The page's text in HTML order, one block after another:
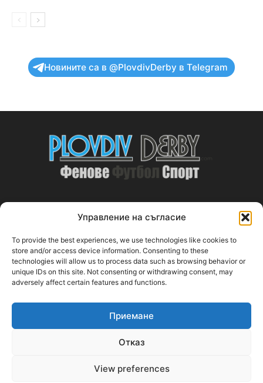
Управление на съгласие
To provide the best experiences, we use technologies like cookies to
store and/or access device information. Consenting to these
technologies will allow us to process data such as browsing behavior or
unique IDs on this site. Not consenting or withdrawing consent, may
adversely affect certain features and functions.
Приемане
Отказ
View preferences
Новините са в @PlovdivDerby в Telegram
ABOUT US
PlovdivDerby.com е първата пловдивска изцяло футболна
медия!
Свържи се с нас:plovdivderby.com@gmail.com
FOLLOW US